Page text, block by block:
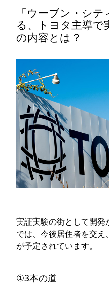
「ウーブン・シ
る、トヨタ主導で
の内容とは？
実証実験の街として開発
では、今後居住者を交え
が予定されています。
①3本の道